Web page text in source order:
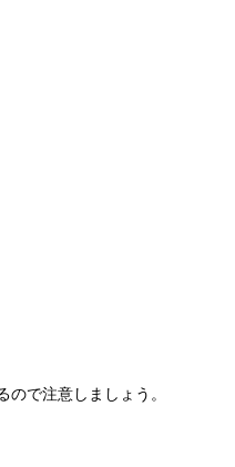
で注意しましょう。